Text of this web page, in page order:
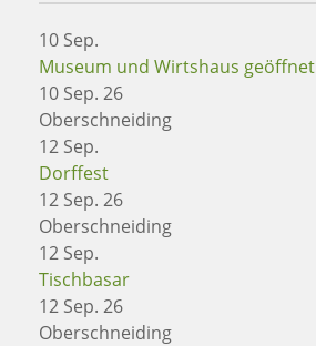
10 Sep.
Museum und Wirtshaus geöffnet
10 Sep. 26
Oberschneiding
12 Sep.
Dorffest
12 Sep. 26
Oberschneiding
12 Sep.
Tischbasar
12 Sep. 26
Oberschneiding